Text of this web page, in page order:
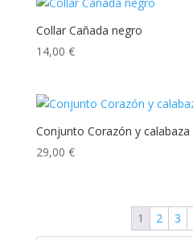
Collar Cañada negro
14,00 €
Conjunto Corazón y calabaza
29,00 €
1 2 3